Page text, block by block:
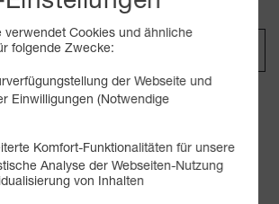
Suchen
verwendet Cookies und ähnliche
folgende Zwecke:
der Webseite und
Einwilligungen (Notwendige
Komfort-Funktionalitäten für unsere
Analyse der Webseiten-Nutzung
von Inhalten